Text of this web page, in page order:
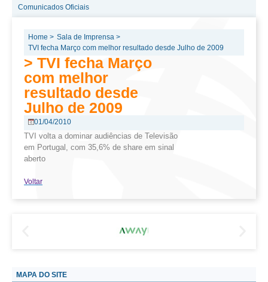
Comunicados Oficiais
Home > Sala de Imprensa >
TVI fecha Março com melhor resultado desde Julho de 2009
> TVI fecha Março
com melhor
resultado desde
Julho de 2009
01/04/2010
TVI volta a dominar audiências de Televisão
em Portugal, com 35,6% de share em sinal
aberto
Voltar
MAPA DO SITE